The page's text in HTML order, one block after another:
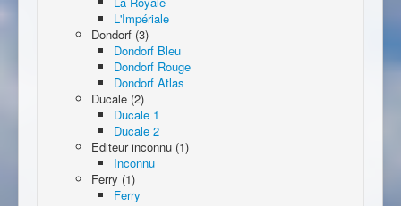
L'Impériale
Dondorf (3)
Dondorf Bleu
Dondorf Rouge
Dondorf Atlas
Ducale (2)
Ducale 1
Ducale 2
Editeur inconnu (1)
Inconnu
Ferry (1)
Ferry